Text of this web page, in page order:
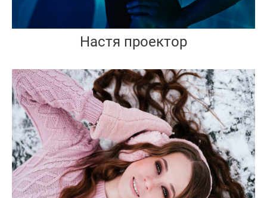
Настя проектор